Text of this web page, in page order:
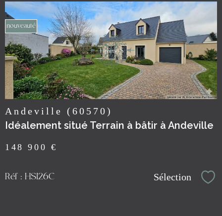
nouveauté
voir le
bien
Andeville (60570)
Idéalement situé Terrain à bâtir à Andeville
148 900 €
Réf : HSI26C Sélection